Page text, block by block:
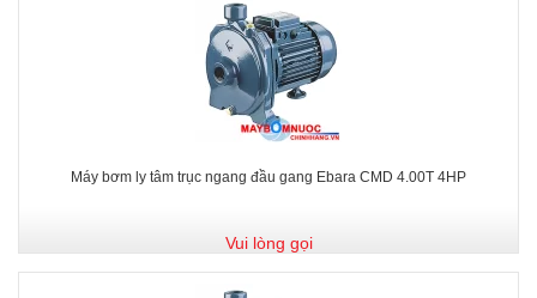
Máy bơm ly tâm trục ngang đầu gang Ebara CMD 4.00T 4HP
Vui lòng gọi